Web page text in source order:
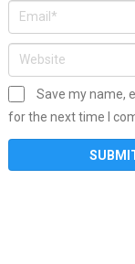
Save my name,
for the next time I